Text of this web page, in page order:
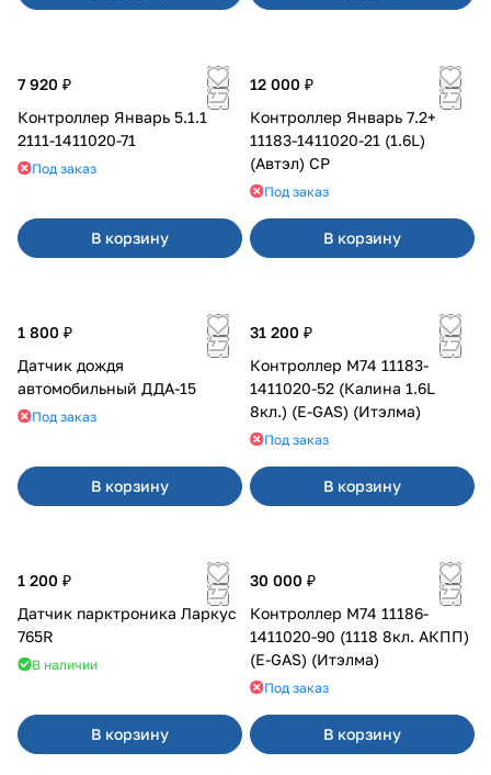
7 920 ₽
Контроллер Январь 5.1.1
2111-1411020-71
Под заказ
В корзину
12 000 ₽
Контроллер Январь 7.2+
11183-1411020-21 (1.6L)
(Автэл) СР
Под заказ
В корзину
1 800 ₽
Датчик дождя
автомобильный ДДА-15
Под заказ
В корзину
31 200 ₽
Контроллер М74 11183-
1411020-52 (Калина 1.6L
8кл.) (E-GAS) (Итэлма)
Под заказ
В корзину
1 200 ₽
Датчик парктроника Ларкус
765R
В наличии
В корзину
30 000 ₽
Контроллер М74 11186-
1411020-90 (1118 8кл. АКПП)
(E-GAS) (Итэлма)
Под заказ
В корзину